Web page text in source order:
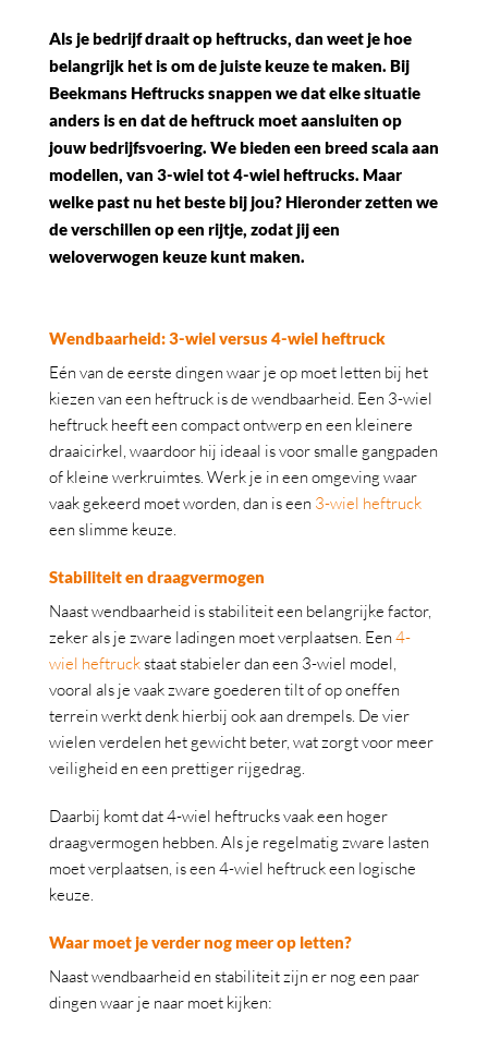
Als je bedrijf draait op heftrucks, dan weet je hoe
belangrijk het is om de juiste keuze te maken. Bij
Beekmans Heftrucks snappen we dat elke situatie
anders is en dat de heftruck moet aansluiten op
jouw bedrijfsvoering. We bieden een breed scala aan
modellen, van 3-wiel tot 4-wiel heftrucks. Maar
welke past nu het beste bij jou? Hieronder zetten we
de verschillen op een rijtje, zodat jij een
weloverwogen keuze kunt maken.
Wendbaarheid: 3-wiel versus 4-wiel heftruck
Eén van de eerste dingen waar je op moet letten bij het
kiezen van een heftruck is de wendbaarheid. Een 3-wiel
heftruck heeft een compact ontwerp en een kleinere
draaicirkel, waardoor hij ideaal is voor smalle gangpaden
of kleine werkruimtes. Werk je in een omgeving waar
vaak gekeerd moet worden, dan is een 3-wiel heftruck
een slimme keuze.
Stabiliteit en draagvermogen
Naast wendbaarheid is stabiliteit een belangrijke factor,
zeker als je zware ladingen moet verplaatsen. Een 4-
wiel heftruckstaat stabieler dan een 3-wiel model,
vooral als je vaak zware goederen tilt of op oneffen
terrein werkt denk hierbij ook aan drempels. De vier
wielen verdelen het gewicht beter, wat zorgt voor meer
veiligheid en een prettiger rijgedrag.
Daarbij komt dat 4-wiel heftrucks vaak een hoger
draagvermogen hebben. Als je regelmatig zware lasten
moet verplaatsen, is een 4-wiel heftruck een logische
keuze.
Waar moet je verder nog meer op letten?
Naast wendbaarheid en stabiliteit zijn er nog een paar
dingen waar je naar moet kijken: